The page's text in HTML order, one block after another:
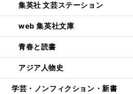
集英社 文芸ステーション
web 集英社文庫
青春と読書
アジア人物史
学芸・ノンフィクション・新書